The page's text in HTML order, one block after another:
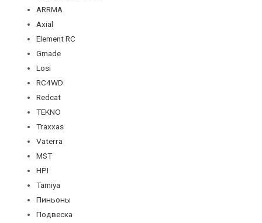
ARRMA
Axial
Element RC
Gmade
Losi
RC4WD
Redcat
TEKNO
Traxxas
Vaterra
MST
HPI
Tamiya
Пиньоны
Подвеска